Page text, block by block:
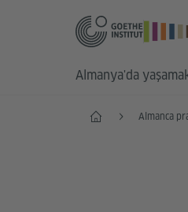
Almanya'da
Anasayfa Almanca